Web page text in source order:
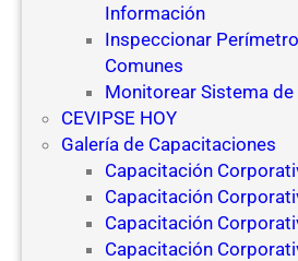
Información
Inspeccionar
Comunes
Monitorear Sistema
CEVIPSE HOY
Galería de Capacitaciones
Capacitación
Capacitación
Capacitación
Capacitación